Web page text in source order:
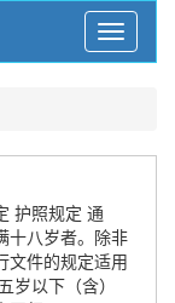
Menu
护照规定 通
十八岁者。除非
文件的规定适用
岁以下（含）